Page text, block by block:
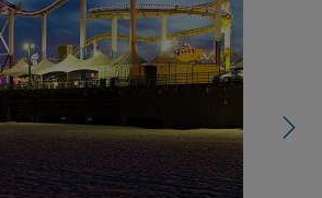
carousel
control
right